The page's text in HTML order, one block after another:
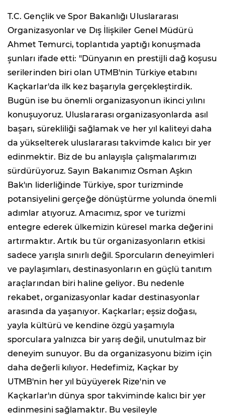
T.C. Gençlik ve Spor Bakanlığı Uluslararası
Organizasyonlar ve Dış İlişkiler Genel Müdürü
Ahmet Temurci, toplantıda yaptığı konuşmada
şunları ifade etti: "Dünyanın en prestijli dağ koşusu
serilerinden biri olan UTMB'nin Türkiye etabını
Kaçkarlar'da ilk kez başarıyla gerçekleştirdik.
Bugün ise bu önemli organizasyonun ikinci yılını
konuşuyoruz. Uluslararası organizasyonlarda asıl
başarı, sürekliliği sağlamak ve her yıl kaliteyi daha
da yükselterek uluslararası takvimde kalıcı bir yer
edinmektir. Biz de bu anlayışla çalışmalarımızı
sürdürüyoruz. Sayın Bakanımız Osman Aşkın
Bak'ın liderliğinde Türkiye, spor turizminde
potansiyelini gerçeğe dönüştürme yolunda önemli
adımlar atıyoruz. Amacımız, spor ve turizmi
entegre ederek ülkemizin küresel marka değerini
artırmaktır. Artık bu tür organizasyonların etkisi
sadece yarışla sınırlı değil. Sporcuların deneyimleri
ve paylaşımları, destinasyonların en güçlü tanıtım
araçlarından biri haline geliyor. Bu nedenle
rekabet, organizasyonlar kadar destinasyonlar
arasında da yaşanıyor. Kaçkarlar; eşsiz doğası,
yayla kültürü ve kendine özgü yaşamıyla
sporculara yalnızca bir yarış değil, unutulmaz bir
deneyim sunuyor. Bu da organizasyonu bizim için
daha değerli kılıyor. Hedefimiz, Kaçkar by
UTMB'nin her yıl büyüyerek Rize'nin ve
Kaçkarlar'ın dünya spor takviminde kalıcı bir yer
edinmesini sağlamaktır. Bu vesileyle